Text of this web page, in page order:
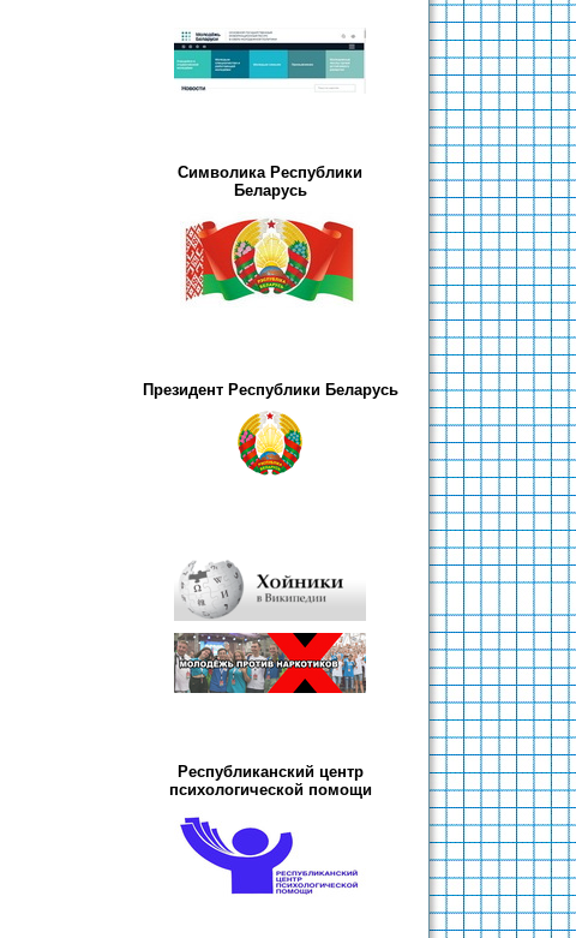
Символика Республики
Беларусь
Президент Республики Беларусь
Республиканский центр
психологической помощи